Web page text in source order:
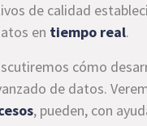
de calidad
en tiempo real.
cómo
de datos.
, pueden, con